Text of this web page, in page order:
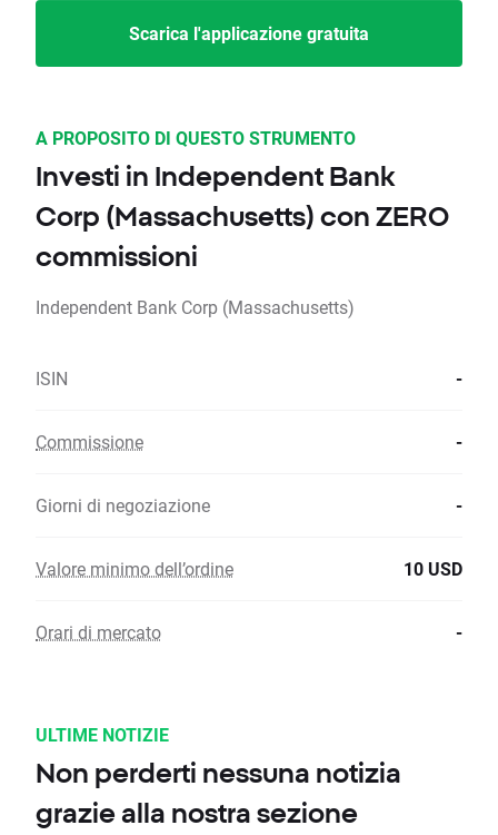
Scarica l'applicazione gratuita
A PROPOSITO DI QUESTO STRUMENTO
Investi in Independent Bank
Corp (Massachusetts) con ZERO
commissioni
Independent Bank Corp (Massachusetts)
ISIN -
Commissione -
Giorni di negoziazione -
Valore minimo dell’ordine 10 USD
Orari di mercato -
ULTIME NOTIZIE
Non perderti nessuna notizia
grazie alla nostra sezione